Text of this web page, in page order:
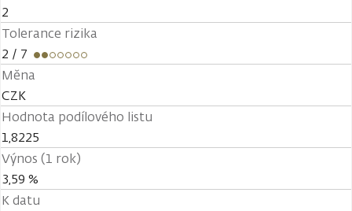
2
Tolerance rizika
2 / 7
Měna
CZK
Hodnota podílového listu
1,8225
Výnos (1 rok)
3,59 %
K datu